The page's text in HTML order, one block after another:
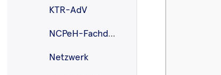
KTR-AdV
NCPeH-Fachdienst
Netzwerk